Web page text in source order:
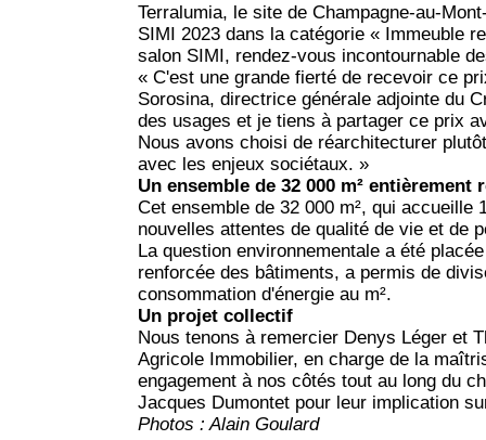
Terralumia, le site de Champagne-au-
SIMI 2023 dans la catégorie « Immeuble
salon SIMI, rendez-vous incontournable
« C'est une grande fierté de recevoir ce
Sorosina, directrice générale adjointe du
des usages et je tiens à partager ce prix
Nous avons choisi de réarchitecturer
avec les enjeux sociétaux. »
Un ensemble de 32 000 m² entièrement
Cet ensemble de 32 000 m², qui
nouvelles attentes de qualité de vie et de
La question environnementale a été
renforcée des bâtiments, a permis de
consommation d'énergie au m².
Un projet collectif
Nous tenons à remercier Denys Léger et
Agricole Immobilier, en charge de la
engagement à nos côtés tout au long du
Jacques Dumontet pour leur implication
Photos : Alain Goulard